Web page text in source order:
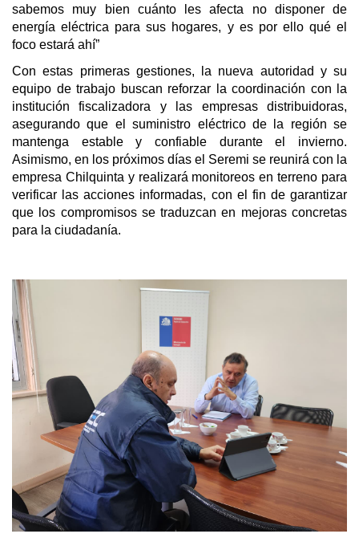
sabemos muy bien cuánto les afecta no disponer de
energía eléctrica para sus hogares, y es por ello qué el
foco estará ahí”
Con estas primeras gestiones, la nueva autoridad y su
equipo de trabajo buscan reforzar la coordinación con la
institución fiscalizadora y las empresas distribuidoras,
asegurando que el suministro eléctrico de la región se
mantenga estable y confiable durante el invierno.
Asimismo, en los próximos días el Seremi se reunirá con la
empresa Chilquinta y realizará monitoreos en terreno para
verificar las acciones informadas, con el fin de garantizar
que los compromisos se traduzcan en mejoras concretas
para la ciudadanía.